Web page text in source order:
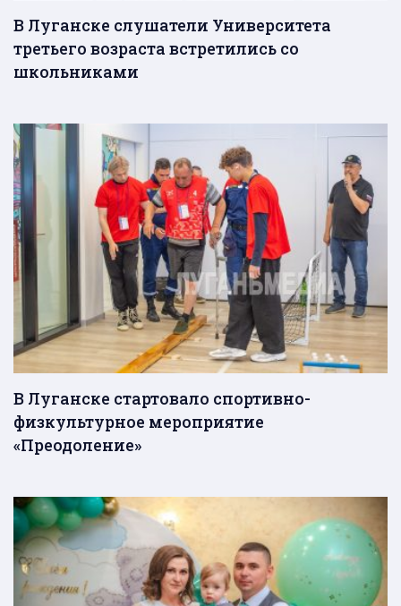
В Луганске слушатели Университета
третьего возраста встретились со
школьниками
В Луганске стартовало спортивно-
физкультурное мероприятие
«Преодоление»